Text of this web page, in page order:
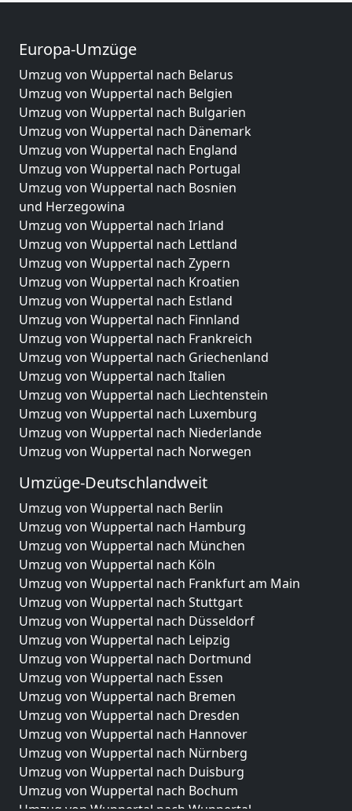
Europa-Umzüge
Umzug von Wuppertal nach Belarus
Umzug von Wuppertal nach Belgien
Umzug von Wuppertal nach Bulgarien
Umzug von Wuppertal nach Dänemark
Umzug von Wuppertal nach England
Umzug von Wuppertal nach Portugal
Umzug von Wuppertal nach Bosnien
und Herzegowina
Umzug von Wuppertal nach Irland
Umzug von Wuppertal nach Lettland
Umzug von Wuppertal nach Zypern
Umzug von Wuppertal nach Kroatien
Umzug von Wuppertal nach Estland
Umzug von Wuppertal nach Finnland
Umzug von Wuppertal nach Frankreich
Umzug von Wuppertal nach Griechenland
Umzug von Wuppertal nach Italien
Umzug von Wuppertal nach Liechtenstein
Umzug von Wuppertal nach Luxemburg
Umzug von Wuppertal nach Niederlande
Umzug von Wuppertal nach Norwegen
Umzüge-Deutschlandweit
Umzug von Wuppertal nach Berlin
Umzug von Wuppertal nach Hamburg
Umzug von Wuppertal nach München
Umzug von Wuppertal nach Köln
Umzug von Wuppertal nach Frankfurt am Main
Umzug von Wuppertal nach Stuttgart
Umzug von Wuppertal nach Düsseldorf
Umzug von Wuppertal nach Leipzig
Umzug von Wuppertal nach Dortmund
Umzug von Wuppertal nach Essen
Umzug von Wuppertal nach Bremen
Umzug von Wuppertal nach Dresden
Umzug von Wuppertal nach Hannover
Umzug von Wuppertal nach Nürnberg
Umzug von Wuppertal nach Duisburg
Umzug von Wuppertal nach Bochum